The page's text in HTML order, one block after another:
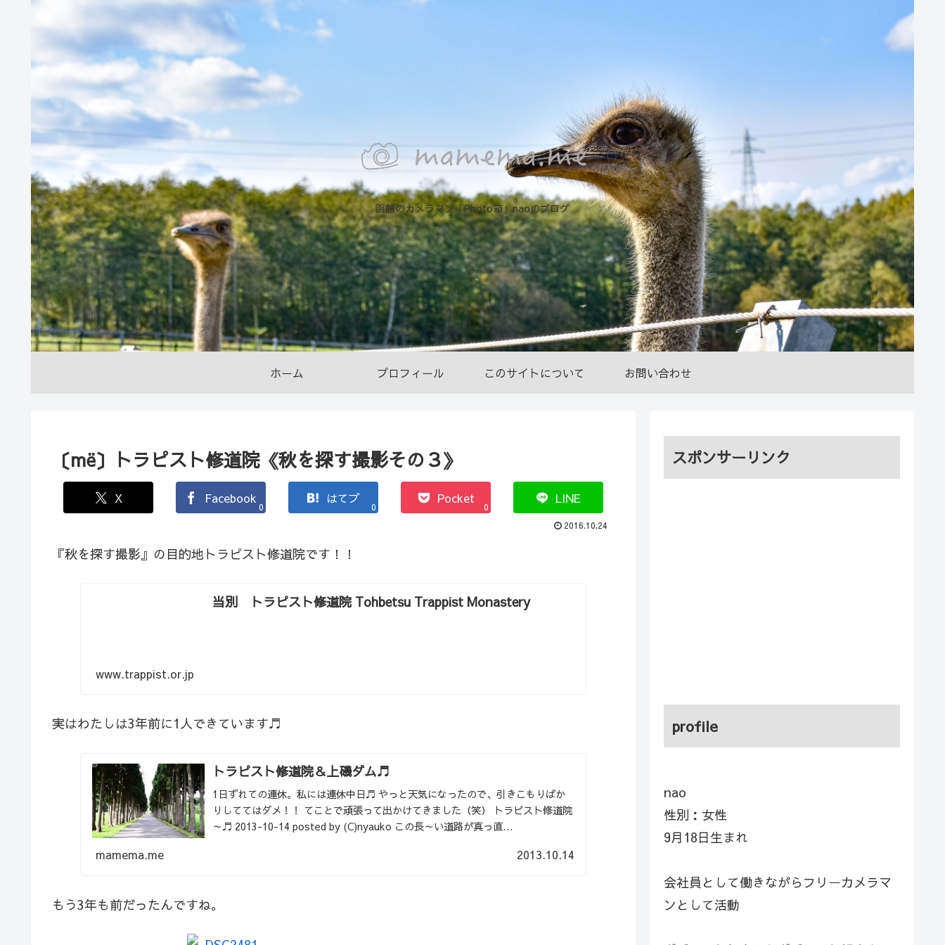
函館のカメラマン『Photo箱』naoのブログ
ホーム プロフィール このサイトについて お問い合わせ
〔më〕トラピスト修道院《秋を探す撮影その３》
X Facebook
0
はてブ
0
Pocket
0
LINE
2016.10.24
『秋を探す撮影』の目的地トラピスト修道院です！！
当別 トラピスト修道院 Tohbetsu Trappist Monastery
www.trappist.or.jp
実はわたしは3年前に1人できています♬
トラピスト修道院＆上磯ダム♬
1日ずれての連休。私には連休中日♬ やっと天気になったので、引きこもりばか
りしててはダメ！！ てことで頑張って出かけてきました（笑） トラピスト修道院
～♬ 2013-10-14 posted by (C)nyauko この長～い道路が真っ直...
mamema.me 2013.10.14
もう3年も前だったんですね。
スポンサーリンク
profile
nao
性別：女性
9月18日生まれ
会社員として働きながらフリーカメラマ
ンとして活動